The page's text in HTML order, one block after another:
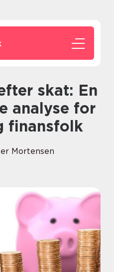
analyse for
finansfolk
Mortensen